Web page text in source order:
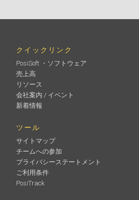
クイックリンク
PosiSoft ・ソフトウェア
売上高
リソース
会社案内 / イベント
新着情報
ツール
サイトマップ
チームへの参加
プライバシーステートメント
ご利用条件
PosiTrack